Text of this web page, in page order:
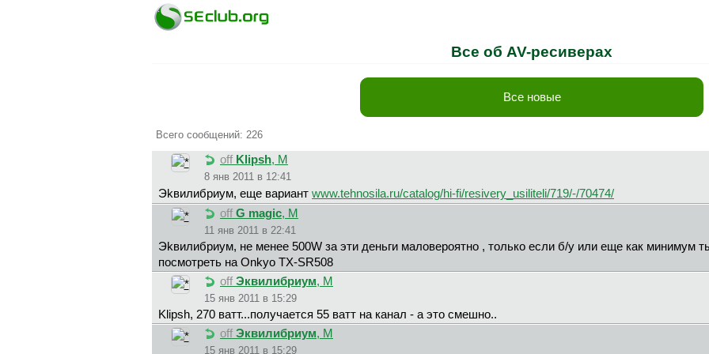
Все об AV-ресиверах
Все новые
Всего сообщений: 226
off Klipsh, М
8 янв 2011 в 12:41
Эkвилибpиyм, еще вариант www.tehnosila.ru/catalog/hi-fi/resivery_usiliteli/719/-/70474/
off G magic, М
11 янв 2011 в 22:41
Эkвилибpиyм, не менее 500W за эти деньги маловероятно , только если б/у или еще как минимум
посмотреть на Onkyo TX-SR508
off Эквилибриум, М
15 янв 2011 в 15:29
Klipsh, 270 ватт...получается 55 ватт на канал - а это смешно..
off Эквилибриум, М
15 янв 2011 в 15:29